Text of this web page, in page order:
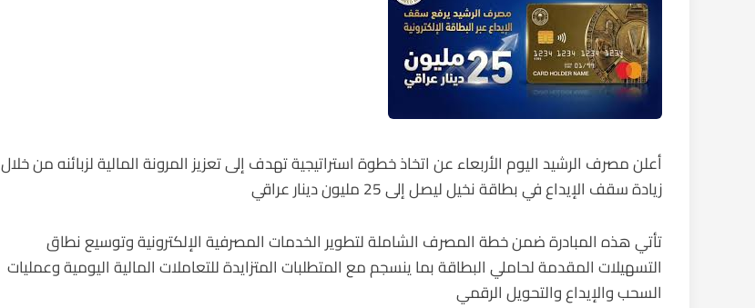
أعلن مصرف الرشيد اليوم الأربعاء عن اتخاذ خطوة استراتيجية تهدف إلى تعزيز المرونة المالية لزبائنه من خلال
زيادة سقف الإيداع في بطاقة نخيل ليصل إلى 25 مليون دينار عراقي
تأتي هذه المبادرة ضمن خطة المصرف الشاملة لتطوير الخدمات المصرفية الإلكترونية وتوسيع نطاق
التسهيلات المقدمة لحاملي البطاقة بما ينسجم مع المتطلبات المتزايدة للتعاملات المالية اليومية وعمليات
السحب والإيداع والتحويل الرقمي